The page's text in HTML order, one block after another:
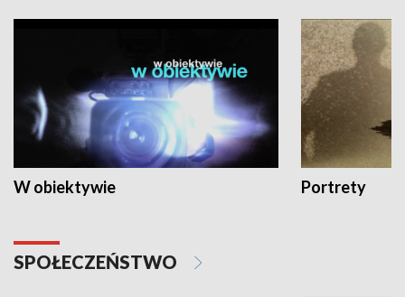
W obiektywie Portrety
SPOŁECZEŃSTWO